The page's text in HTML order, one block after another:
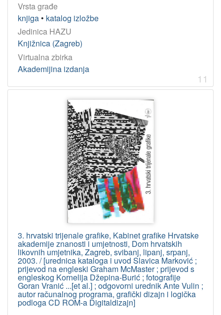
Vrsta građe
knjiga • katalog izložbe
Jedinica HAZU
Knjižnica (Zagreb)
Virtualna zbirka
Akademijina izdanja
11
3. hrvatski trijenale grafike, Kabinet grafike Hrvatske
akademije znanosti i umjetnosti, Dom hrvatskih
likovnih umjetnika, Zagreb, svibanj, lipanj, srpanj,
2003. / [urednica kataloga i uvod Slavica Marković ;
prijevod na engleski Graham McMaster ; prijevod s
engleskog Kornelija Džepina-Burić ; fotografije
Goran Vranić ...[et al.] ; odgovorni urednik Ante Vulin ;
autor računalnog programa, grafički dizajn i logička
podloga CD ROM-a Digitaldizajn]